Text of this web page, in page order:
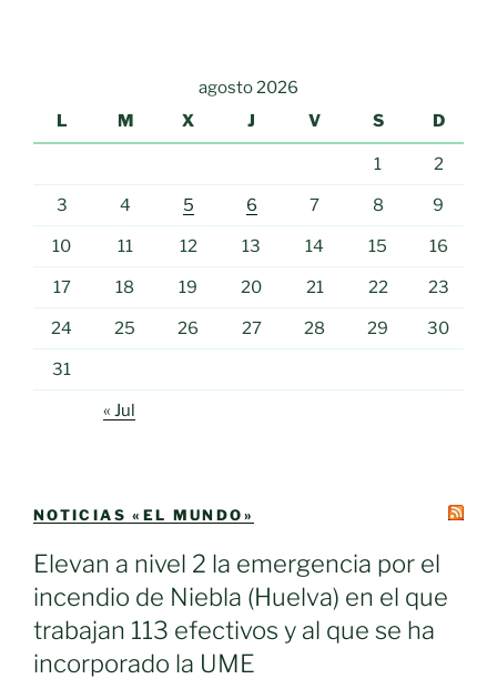
agosto 2026
L
M X J V S D
1 2
3 4 5 6 7 8 9
10 11 12 13 14 15 16
17 18 19 20 21 22 23
24 25 26 27 28 29 30
31
« Jul
NOTICIAS «EL MUNDO»
Elevan a nivel 2 la emergencia por el
incendio de Niebla (Huelva) en el que
trabajan 113 efectivos y al que se ha
incorporado la UME